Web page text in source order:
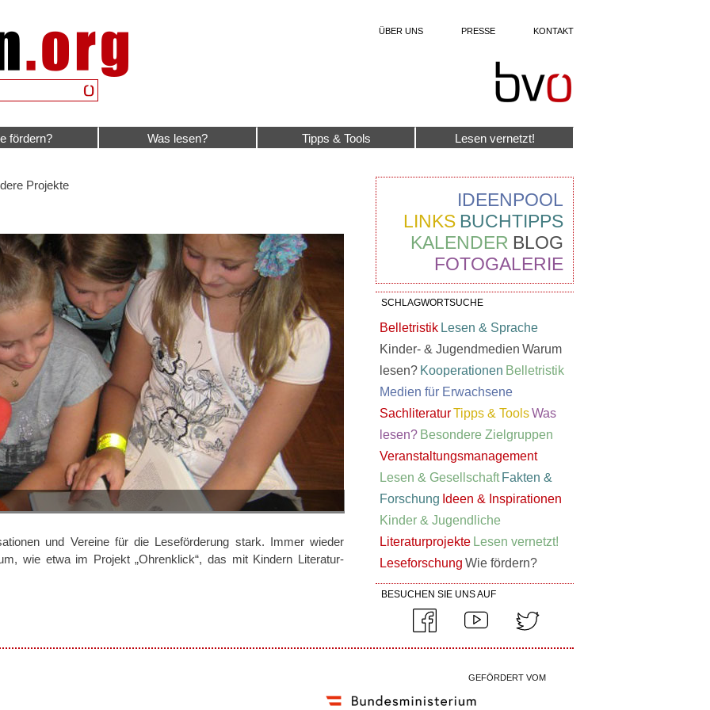
ÜBER UNS PRESSE KONTAKT
fördern? Was lesen? Tipps & Tools Lesen vernetzt!
Projekte
und Vereine für die Leseförderung stark. Immer wieder
wie etwa im Projekt „Ohrenklick“, das mit Kindern Literatur-
IDEENPOOL
BUCHTIPPS
LINKS
BLOG
KALENDER
FOTOGALERIE
SCHLAGWORTSUCHE
Belletristik Lesen & Sprache
Kinder- & Jugendmedien Warum
lesen? Kooperationen Belletristik
Medien für Erwachsene
SachliteraturTipps & ToolsWas
lesen? Besondere Zielgruppen
Veranstaltungsmanagement
Lesen & Gesellschaft Fakten &
Forschung Ideen & Inspirationen
Kinder & Jugendliche
Literaturprojekte Lesen vernetzt!
Leseforschung Wie fördern?
BESUCHEN SIE UNS AUF
GEFÖRDERT VOM